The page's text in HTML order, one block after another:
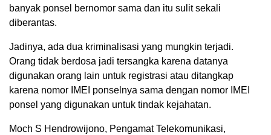
banyak ponsel bernomor sama dan itu sulit sekali
diberantas.
Jadinya, ada dua kriminalisasi yang mungkin terjadi.
Orang tidak berdosa jadi tersangka karena datanya
digunakan orang lain untuk registrasi atau ditangkap
karena nomor IMEI ponselnya sama dengan nomor IMEI
ponsel yang digunakan untuk tindak kejahatan.
Moch S Hendrowijono, Pengamat Telekomunikasi,